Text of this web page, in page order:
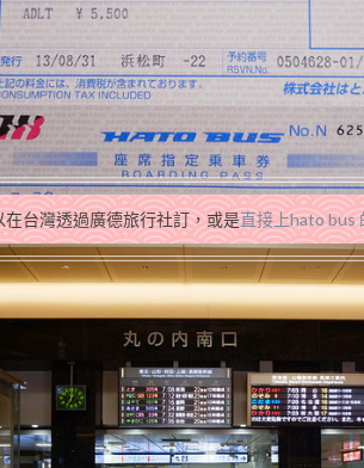
在台灣透過廣德旅行社訂，或是直接上hato bus